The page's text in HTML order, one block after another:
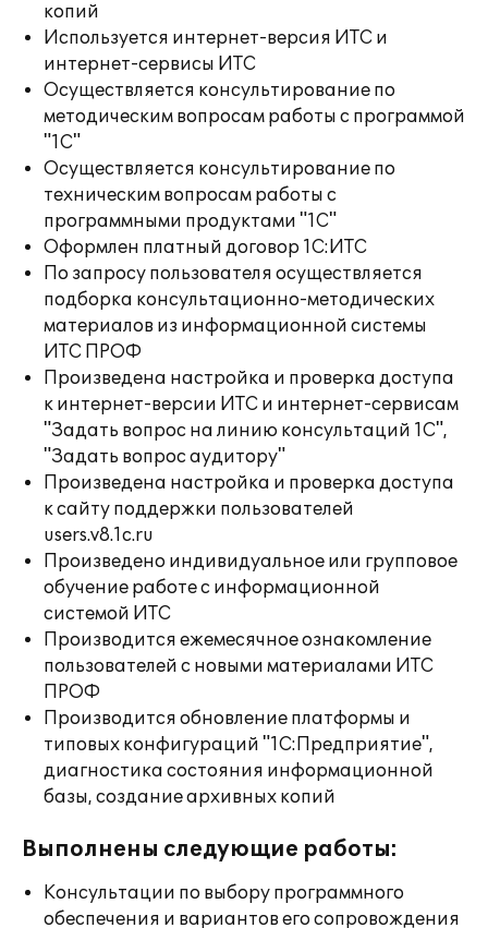
копий
Используется интернет-версия ИТС и
интернет-сервисы ИТС
Осуществляется консультирование по
методическим вопросам работы с программой
"1С"
Осуществляется консультирование по
техническим вопросам работы с
программными продуктами "1С"
Оформлен платный договор 1С:ИТС
По запросу пользователя осуществляется
подборка консультационно-методических
материалов из информационной системы
ИТС ПРОФ
Произведена настройка и проверка доступа
к интернет-версии ИТС и интернет-сервисам
"Задать вопрос на линию консультаций 1С",
"Задать вопрос аудитору"
Произведена настройка и проверка доступа
к сайту поддержки пользователей
users.v8.1c.ru
Произведено индивидуальное или групповое
обучение работе с информационной
системой ИТС
Производится ежемесячное ознакомление
пользователей с новыми материалами ИТС
ПРОФ
Производится обновление платформы и
типовых конфигураций "1С:Предприятие",
диагностика состояния информационной
базы, создание архивных копий
Выполнены следующие работы:
Консультации по выбору программного
обеспечения и вариантов его сопровождения